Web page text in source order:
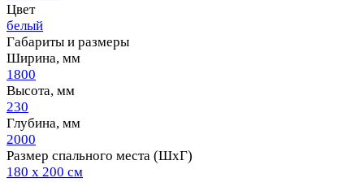
Цвет
белый
Габариты и размеры
Ширина, мм
1800
Высота, мм
230
Глубина, мм
2000
Размер спального места (ШхГ)
180 х 200 см